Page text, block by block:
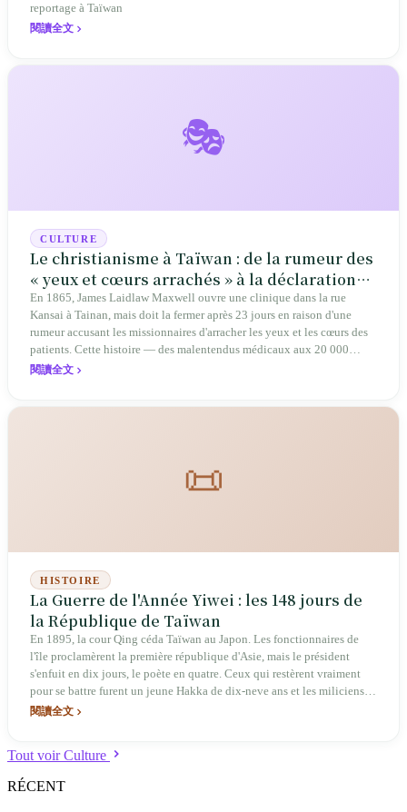
reportage à Taïwan
閱讀全文
🎭
CULTURE
Le christianisme à Taïwan : de la rumeur des
« yeux et cœurs arrachés » à la déclaration
d'un État nouveau et indépendant
En 1865, James Laidlaw Maxwell ouvre une clinique dans la rue
Kansai à Tainan, mais doit la fermer après 23 jours en raison d'une
rumeur accusant les missionnaires d'arracher les yeux et les cœurs des
patients. Cette histoire — des malentendus médicaux aux 20 000
dents arrachées, des conflits avec les sanctuaires shintō sous l'ère
閱讀全文
📜
HISTOIRE
La Guerre de l'Année Yiwei : les 148 jours de
la République de Taïwan
En 1895, la cour Qing céda Taïwan au Japon. Les fonctionnaires de
l'île proclamèrent la première république d'Asie, mais le président
s'enfuit en dix jours, le poète en quatre. Ceux qui restèrent vraiment
pour se battre furent un jeune Hakka de dix-neve ans et les miliciens
qu'il avait levés en dilapidant sa fortune. Après 148 jours, la
閱讀全文
Tout voir Culture
RÉCENT